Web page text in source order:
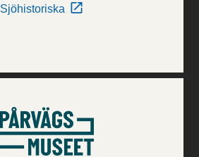
Sjöhistoriska